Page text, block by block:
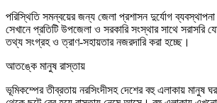
পরিস্থিতি সমন্বয়ের জন্য জেলা প্রশাসন দুর্যোগ
সেখানে প্রতিটি উপজেলা ও সরকারি সংস্থার সাথে সরাসরি
তথ্য সংগ্রহ ও ত্রাণ-সহায়তার নজরদারি করা হচ্ছে।
আতঙ্কে মানুষ রাস্তায়
ভূমিকম্পের তীব্রতায় নরসিংদীসহ দেশের বহু এলাকায় মানুষ